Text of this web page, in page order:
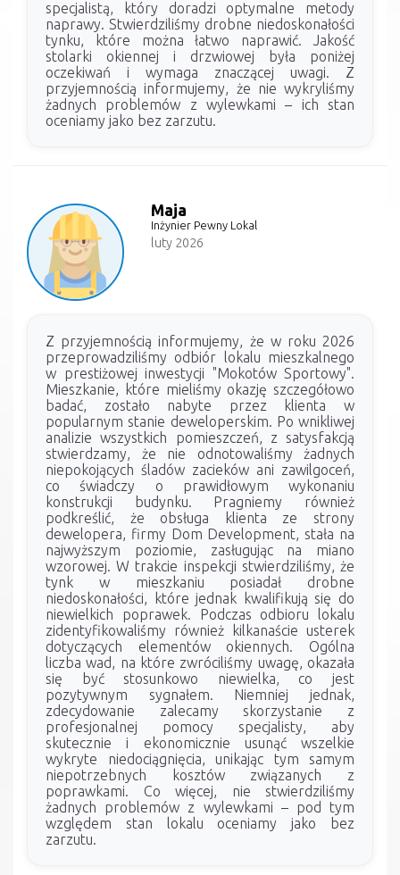
specjalistą, który doradzi optymalne metody
naprawy. Stwierdziliśmy drobne niedoskonałości
tynku, które można łatwo naprawić. Jakość
stolarki okiennej i drzwiowej była poniżej
oczekiwań i wymaga znaczącej uwagi. Z
przyjemnością informujemy, że nie wykryliśmy
żadnych problemów z wylewkami – ich stan
oceniamy jako bez zarzutu.
Maja
Inżynier Pewny Lokal
luty 2026
Z przyjemnością informujemy, że w roku 2026
przeprowadziliśmy odbiór lokalu mieszkalnego
w prestiżowej inwestycji "Mokotów Sportowy".
Mieszkanie, które mieliśmy okazję szczegółowo
badać, zostało nabyte przez klienta w
popularnym stanie deweloperskim. Po wnikliwej
analizie wszystkich pomieszczeń, z satysfakcją
stwierdzamy, że nie odnotowaliśmy żadnych
niepokojących śladów zacieków ani zawilgoceń,
co świadczy o prawidłowym wykonaniu
konstrukcji budynku. Pragniemy również
podkreślić, że obsługa klienta ze strony
dewelopera, firmy Dom Development, stała na
najwyższym poziomie, zasługując na miano
wzorowej. W trakcie inspekcji stwierdziliśmy, że
tynk w mieszkaniu posiadał drobne
niedoskonałości, które jednak kwalifikują się do
niewielkich poprawek. Podczas odbioru lokalu
zidentyfikowaliśmy również kilkanaście usterek
dotyczących elementów okiennych. Ogólna
liczba wad, na które zwróciliśmy uwagę, okazała
się być stosunkowo niewielka, co jest
pozytywnym sygnałem. Niemniej jednak,
zdecydowanie zalecamy skorzystanie z
profesjonalnej pomocy specjalisty, aby
skutecznie i ekonomicznie usunąć wszelkie
wykryte niedociągnięcia, unikając tym samym
niepotrzebnych kosztów związanych z
poprawkami. Co więcej, nie stwierdziliśmy
żadnych problemów z wylewkami – pod tym
względem stan lokalu oceniamy jako bez
zarzutu.